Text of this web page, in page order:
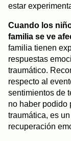
estar
Cuando los
familia se ve
familia tienen
respuestas
traumático.
respecto al
sentimientos de
no haber podido
traumática, es
recuperación